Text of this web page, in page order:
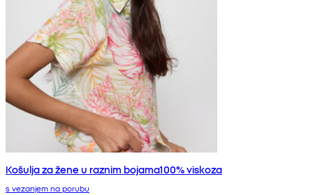
Košulja za žene u raznim bojama100% viskoza
s vezanjem na porubu